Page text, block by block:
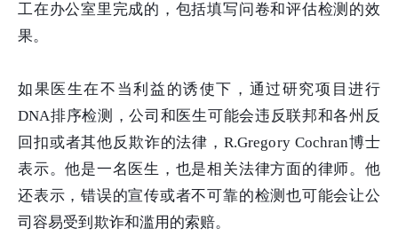
工在办公室里完成的，包括填写问卷和评估检测的效
果。
如果医生在不当利益的诱使下，通过研究项目进行
DNA排序检测，公司和医生可能会违反联邦和各州反
回扣或者其他反欺诈的法律，R.Gregory Cochran博士
表示。他是一名医生，也是相关法律方面的律师。他
还表示，错误的宣传或者不可靠的检测也可能会让公
司容易受到欺诈和滥用的索赔。